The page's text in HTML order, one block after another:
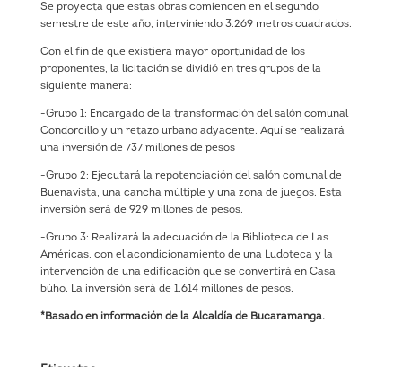
Se proyecta que estas obras comiencen en el segundo
semestre de este año, interviniendo 3.269 metros cuadrados.
Con el fin de que existiera mayor oportunidad de los
proponentes, la licitación se dividió en tres grupos de la
siguiente manera:
-Grupo 1: Encargado de la transformación del salón comunal
Condorcillo y un retazo urbano adyacente. Aquí se realizará
una inversión de 737 millones de pesos
-Grupo 2: Ejecutará la repotenciación del salón comunal de
Buenavista, una cancha múltiple y una zona de juegos. Esta
inversión será de 929 millones de pesos.
-Grupo 3: Realizará la adecuación de la Biblioteca de Las
Américas, con el acondicionamiento de una Ludoteca y la
intervención de una edificación que se convertirá en Casa
búho. La inversión será de 1.614 millones de pesos.
*Basado en información de la Alcaldía de Bucaramanga.